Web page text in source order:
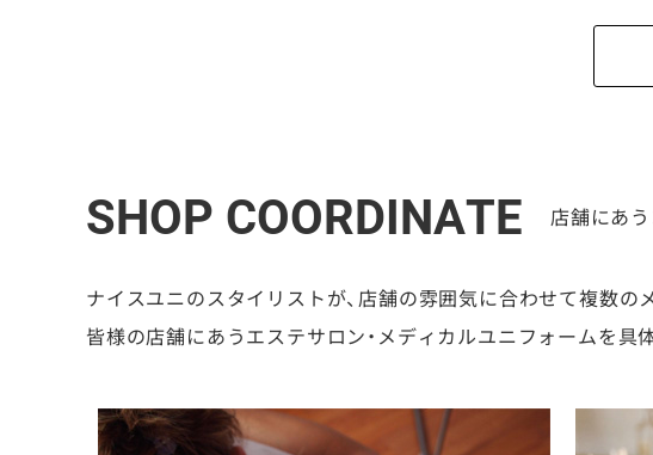
SHOP COORDINATE 店舗にあ
ナイスユニのスタイリストが、店舗の雰囲気に合わせて複数
皆様の店舗にあうエステサロン・メディカルユニフォームを具